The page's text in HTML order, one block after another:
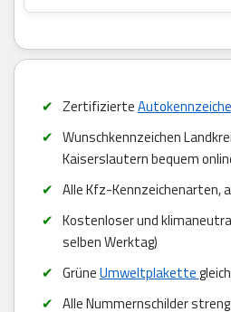
Zertifizierte
Wunschkennzeichen
Kaiserslautern bequem
Alle Kfz-Kennzeichenarten,
Kostenloser und
selben Werktag)
GrüneUmweltplakette
Alle Nummernschilder streng